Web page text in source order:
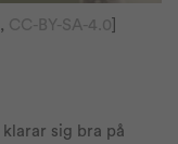
CC-BY-SA-4.0
sig bra på